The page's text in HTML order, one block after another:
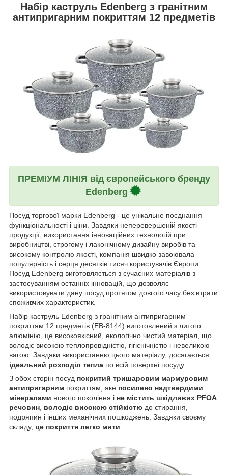
Набір каструль Edenberg з гранітним
антипригарним покриттям 12 предметів
ПРЕМІУМ ЛІНІЯ від європейського бренду
Edenberg
Посуд торгової марки Edenberg - це унікальне поєднання
функціональності і ціни. Завдяки неперевершеній якості
продукції, використання інноваційних технологій при
виробництві, строгому і лаконічному дизайну виробів та
високому контролю якості, компанія швидко завоювала
популярність і серця десятків тисяч користувачів Європи.
Посуд Edenberg виготовляється з сучасних матеріалів з
застосуванням останніх інновацій, що дозволяє
використовувати дану посуд протягом довгого часу без втрати
споживчих характеристик.
Набір каструль Edenberg з гранітним антипригарним
покриттям 12 предметів (EB-8144) виготовлений з литого
алюмінію, це високоякісний, екологічно чистий матеріал, що
володіє високою теплопровідністю, гігієнічністю і невеликою
вагою. Завдяки використанню цього матеріалу, досягається
ідеальний розподіл тепла по всій поверхні посуду.
З обох сторін посуд покритий тришаровим мармуровим
антипригарним покриттям, яке посилено надтвердими
мінералами нового покоління і не містить шкідливих PFOA
речовин, володіє високою стійкістю до стирання,
подряпин і інших механічних пошкоджень. Завдяки своєму
складу, це покриття легко мити.